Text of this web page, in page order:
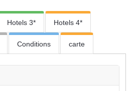
Hotels 3* Hotels 4*
Conditions carte